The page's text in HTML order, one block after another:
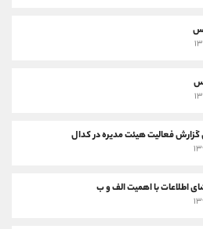
فعالیت هیئت مدیره در کدال
اطلاعات با اهمیت الف و ب